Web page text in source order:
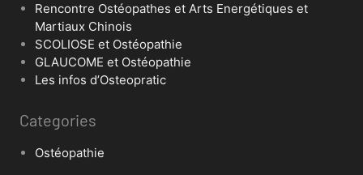
Rencontre Ostéopathes et Arts Energétiques et
Martiaux Chinois
SCOLIOSE et Ostéopathie
GLAUCOME et Ostéopathie
Les infos d’Osteopratic
Categories
Ostéopathie